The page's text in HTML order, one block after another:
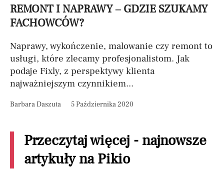
REMONT I NAPRAWY – GDZIE SZUKAMY
FACHOWCÓW?
Naprawy, wykończenie, malowanie czy remont to
usługi, które zlecamy profesjonalistom. Jak
podaje Fixly, z perspektywy klienta
najważniejszym czynnikiem...
Barbara Daszuta 5 Października 2020
Przeczytaj więcej - najnowsze
artykuły na Pikio